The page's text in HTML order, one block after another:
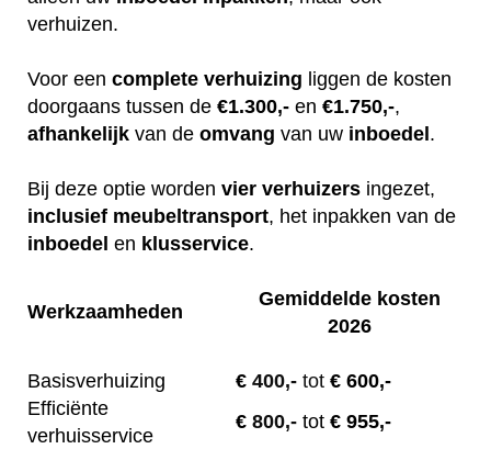
verhuizen.
Voor een complete verhuizing liggen de kosten
doorgaans tussen de €1.300,- en €1.750,-,
afhankelijk van de omvang van uw inboedel .
Bij deze optie worden vier verhuizers ingezet,
inclusief meubeltransport, het inpakken van de
inboedel en klusservice.
Werkzaamheden
Gemiddelde kosten
2026
Basisverhuizing € 400,- tot € 600,-
Efficiënte
verhuisservice
€ 800,- tot € 955,-